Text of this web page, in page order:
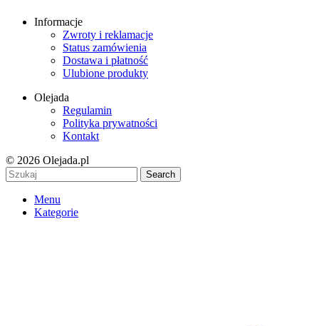
Informacje
Zwroty i reklamacje
Status zamówienia
Dostawa i płatność
Ulubione produkty
Olejada
Regulamin
Polityka prywatności
Kontakt
© 2026 Olejada.pl
Search
Menu
Kategorie